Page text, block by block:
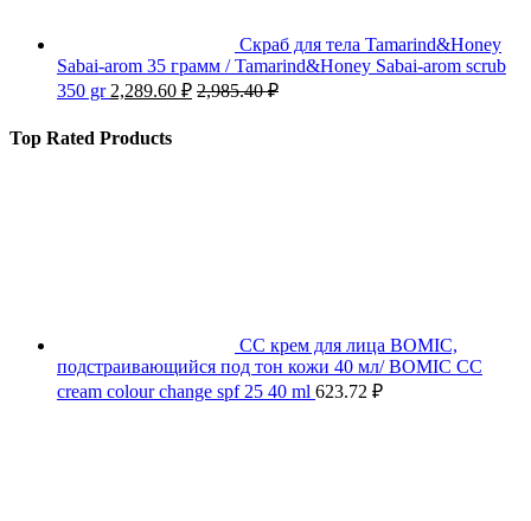
Скраб для тела Tamarind&Honey
Sabai-arom 35 грамм / Tamarind&Honey Sabai-arom scrub
350 gr 2,289.60 ₽ 2,985.40₽
Top Rated Products
СС крем для лица BOMIC,
подстраивающийся под тон кожи 40 мл/ BOMIC CC
cream colour change spf 25 40 ml 623.72 ₽